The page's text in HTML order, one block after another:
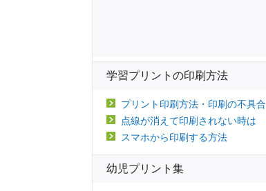
学習プリントの印刷方法
プリント印刷方法・印刷の不具合
点線が消えて印刷されない時は
スマホから印刷する方法
幼児プリント集